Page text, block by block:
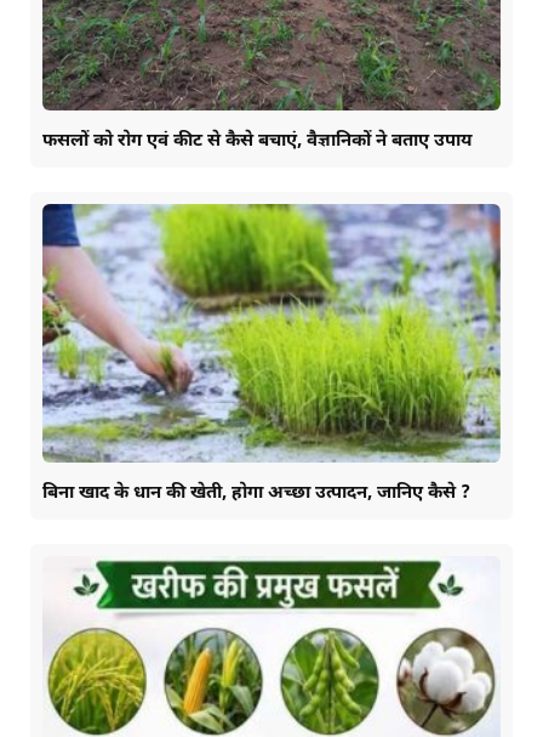
फसलों को रोग एवं कीट से कैसे बचाएं, वैज्ञानिकों ने बताए उपाय
बिना खाद के धान की खेती, होगा अच्छा उत्पादन, जानिए कैसे ?